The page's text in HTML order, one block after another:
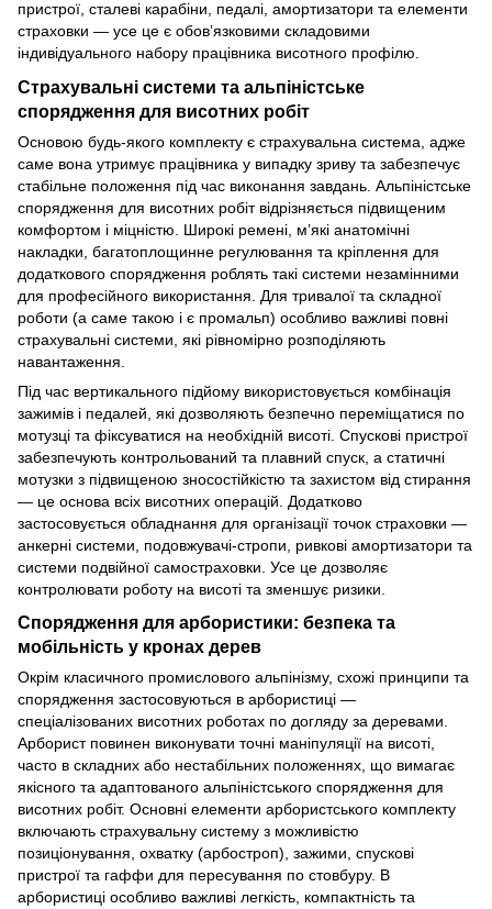
пристрої, сталеві карабіни , педалі, амортизатори та елементи
страховки — усе це є обовʼязковими складовими
індивідуального набору працівника висотного профілю.
Страхувальні системи та альпіністське
спорядження для висотних робіт
Основою будь-якого комплекту є страхувальна система, адже
саме вона утримує працівника у випадку зриву та забезпечує
стабільне положення під час виконання завдань. Альпіністське
спорядження для висотних робіт відрізняється підвищеним
комфортом і міцністю. Широкі ремені, м’які анатомічні
накладки, багатоплощинне регулювання та кріплення для
додаткового спорядження роблять такі системи незамінними
для професійного використання. Для тривалої та складної
роботи (а саме такою і є промальп) особливо важливі повні
страхувальні системи, які рівномірно розподіляють
навантаження.
Під час вертикального підйому використовується комбінація
зажимів і педалей, які дозволяють безпечно переміщатися по
мотузці та фіксуватися на необхідній висоті. Спускові пристрої
забезпечують контрольований та плавний спуск, а статичні
мотузки з підвищеною зносостійкістю та захистом від стирання
— це основа всіх висотних операцій. Додатково
застосовується обладнання для організації точок страховки —
анкерні системи, подовжувачі-стропи, ривкові амортизатори та
системи подвійної самостраховки. Усе це дозволяє
контролювати роботу на висоті та зменшує ризики.
Спорядження для арбористики: безпека та
мобільність у кронах дерев
Окрім класичного промислового альпінізму, схожі принципи та
спорядження застосовуються в арбористиці —
спеціалізованих висотних роботах по догляду за деревами.
Арборист повинен виконувати точні маніпуляції на висоті,
часто в складних або нестабільних положеннях, що вимагає
якісного та адаптованого альпіністського спорядження для
висотних робіт. Основні елементи арбористського комплекту
включають страхувальну систему з можливістю
позиціонування, охватку (арбостроп), зажими, спускові
пристрої та гаффи для пересування по стовбуру. В
арбористиці особливо важливі легкість, компактність та